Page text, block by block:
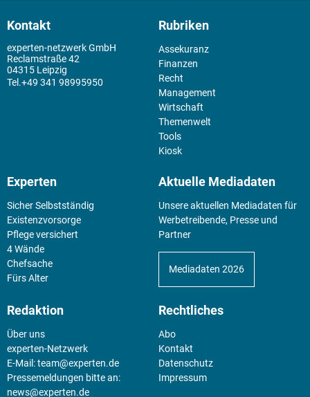
Kontakt
experten-netzwerk GmbH
Reclamstraße 42
04315 Leipzig
+49 341 98995950
Rubriken
Assekuranz
Finanzen
Recht
Management
Wirtschaft
Themenwelt
Tools
Kiosk
Experten
Sicher Selbstständig
Existenz­vorsorge
Pflege versichert
4 Wände
Chefsache
Fürs Alter
Aktuelle Mediadaten
Unsere aktuellen Mediadaten für
Werbetreibende, Presse und
Partner
Mediadaten 2026
Redaktion
Über uns
experten-Netzwerk
E-Mail:team@experten.de
Pressemeldungen bitte an:
news@experten.de
Rechtliches
Abo
Kontakt
Datenschutz
Impressum